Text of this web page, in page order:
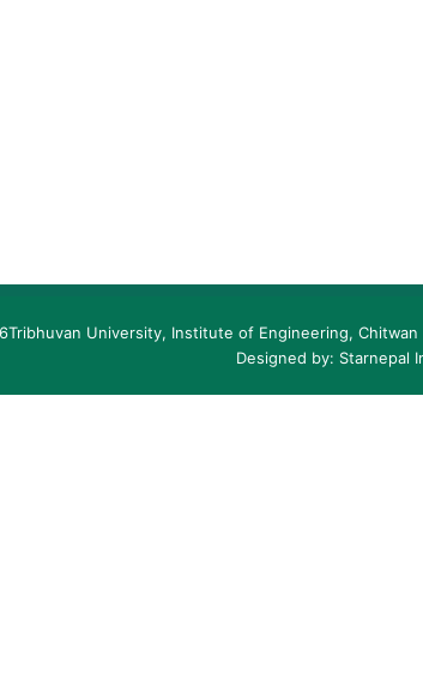
Tribhuvan University, Institute of Engineering, Chitwan
Designed by: Starnepal